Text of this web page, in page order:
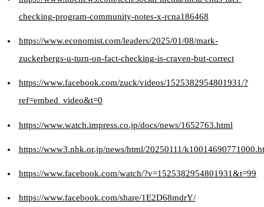
checking-program-community-notes-x-rcna186468
https://www.economist.com/leaders/2025/01/08/mark-
zuckerbergs-u-turn-on-fact-checking-is-craven-but-correct
https://www.facebook.com/zuck/videos/1525382954801931/?
ref=embed_video&t=0
https://www.watch.impress.co.jp/docs/news/1652763.html
https://www3.nhk.or.jp/news/html/20250111/
https://www.facebook.com/watch/?v=1525382954801931&t=99
https://www.facebook.com/share/1E2D68mdrY/